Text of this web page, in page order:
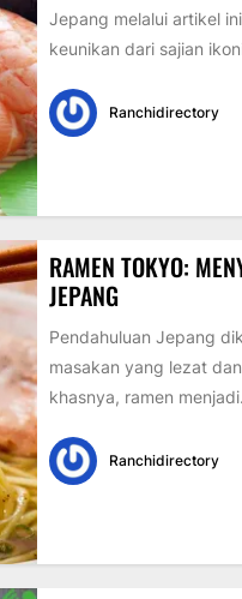
Jepang melalui artikel
keunikan dari sajian
Ranchidirectory
RAMEN TOKYO:
JEPANG
Pendahuluan Jepang
masakan yang lezat
khasnya, ramen
Ranchidirectory